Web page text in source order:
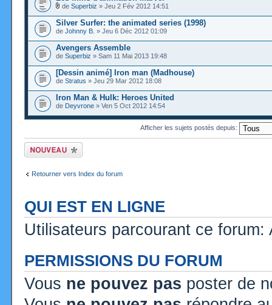
de Superbiz » Jeu 2 Fév 2012 14:51
Silver Surfer: the animated series (1998)
de Johnny B. » Jeu 6 Déc 2012 01:09
Avengers Assemble
de Superbiz » Sam 11 Mai 2013 19:48
[Dessin animé] Iron man (Madhouse)
de Stratus » Jeu 29 Mar 2012 18:08
Iron Man & Hulk: Heroes United
de Deyvrone » Ven 5 Oct 2012 14:54
Afficher les sujets postés depuis:
Ecrire un nouveau
sujet
Retourner vers Index du forum
QUI EST EN LIGNE
Utilisateurs parcourant ce
PERMISSIONS DU FORUM
Vous ne pouvez pas poster de